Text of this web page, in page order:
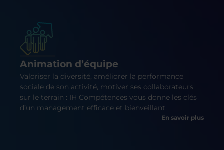
Animation d’équipe
Valoriser la diversité, améliorer la performance
sociale de son activité, motiver ses collaborateurs
sur le terrain : IH Compétences vous donne les clés
d’un management efficace et bienveillant.
En savoir plus